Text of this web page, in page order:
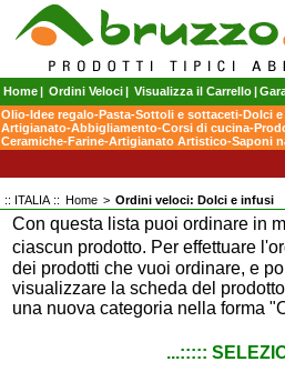
Home| Ordini Veloci| Visualizza il Carrello|
Olio-Idee regalo-Pasta-Sottoli e sottaceti-Dolci
Artigianato-Abbigliamento-Corsi di cucina-
Ceramiche-Farine-Artigianato Artistico-Saponi
:: ITALIA :: Home > Ordini veloci: Dolci e infusi
Con questa lista puoi ordinare in
ciascun prodotto. Per effettuare
dei prodotti che vuoi ordinare, e
visualizzare la scheda del
una nuova categoria nella forma
...:::::